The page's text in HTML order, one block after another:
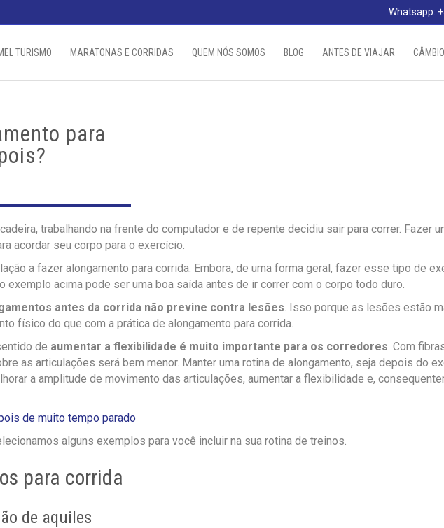
Whatsapp:
TURISMO MARATONAS E CORRIDAS QUEM NÓS SOMOS BLOG ANTES DE VIAJAR CÂMBIO
para
trabalhando na frente do computador e de repente decidiu sair para correr. Fazer
acordar seu corpo para o exercício.
a fazer alongamento para corrida. Embora, de uma forma geral, fazer esse tipo de
exemplo acima pode ser uma boa saída antes de ir correr com o corpo todo duro.
antes da corrida não previne contra lesões. Isso porque as lesões estão
físico do que com a prática de alongamento para corrida.
de aumentar a flexibilidade é muito importante para os corredores. Com
as articulações será bem menor. Manter uma rotina de alongamento, seja depois do
a amplitude de movimento das articulações, aumentar a flexibilidade e,
de muito tempo parado
alguns exemplos para você incluir na sua rotina de treinos.
para corrida
de aquiles